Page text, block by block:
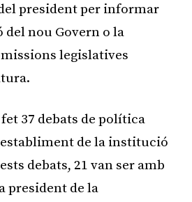
president per informar
del nou Govern o la
legislatives
37 debats de política
de la institució
debats, 21 van ser amb
president de la